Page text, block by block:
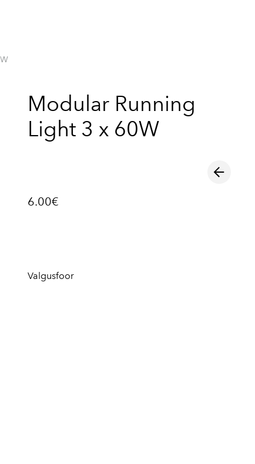
Modular Running
Light 3 x 60W
6.00€
Valgusfoor